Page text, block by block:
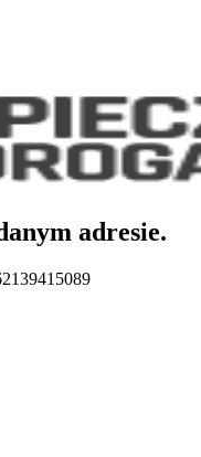
adresie.